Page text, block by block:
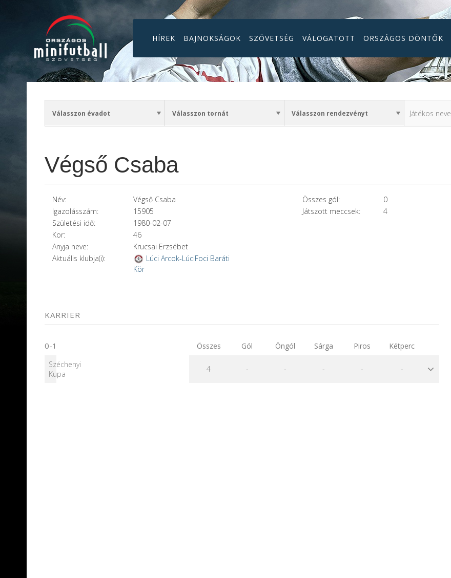
HÍREK BAJNOKSÁGOK SZÖVETSÉG VÁLOGATOTT ORSZÁGOS DÖNTŐK
Végső Csaba
Név:
Végső Csaba
Igazolásszám:
15905
Születési idő:
1980-02-07
Kor:
46
Anyja neve:
Krucsai Erzsébet
Aktuális klubja(i):
Lúci Arcok-LúciFoci Baráti
Kör
Összes gól:
0
Játszott meccsek:
4
KARRIER
0-1 Összes Gól Öngól Sárga Piros
Kétperc
Széchenyi
Kupa
4 - - - - -